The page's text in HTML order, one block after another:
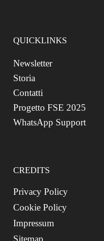
QUICKLINKS
Newsletter
Storia
Contatti
Progetto FSE 2025
WhatsApp Support
CREDITS
Privacy Policy
Cookie Policy
Impressum
Sitemap